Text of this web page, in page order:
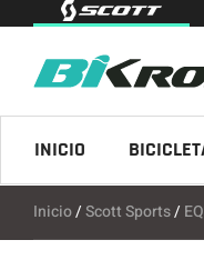
INICIO
Inicio/Scott Sports/